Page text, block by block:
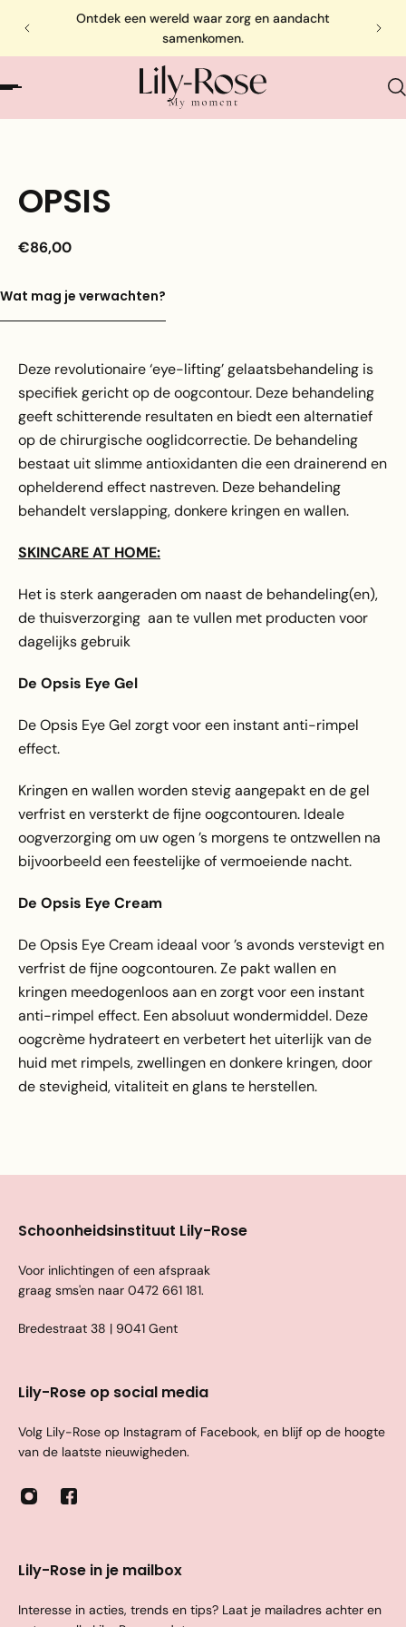
Ontdek een wereld waar zorg en aandacht
samenkomen.
OPSIS
€86,00
Wat mag je verwachten?
Deze revolutionaire ‘eye-lifting’ gelaatsbehandeling is
specifiek gericht op de oogcontour. Deze behandeling
geeft schitterende resultaten en biedt een alternatief
op de chirurgische ooglidcorrectie. De behandeling
bestaat uit slimme antioxidanten die een drainerend en
ophelderend effect nastreven. Deze behandeling
behandelt verslapping, donkere kringen en wallen.
SKINCARE AT HOME:
Het is sterk aangeraden om naast de behandeling(en),
de thuisverzorging aan te vullen met producten voor
dagelijks gebruik
De Opsis Eye Gel
De Opsis Eye Gel zorgt voor een instant anti-rimpel
effect.
Kringen en wallen worden stevig aangepakt en de gel
verfrist en versterkt de fijne oogcontouren. Ideale
oogverzorging om uw ogen ’s morgens te ontzwellen na
bijvoorbeeld een feestelijke of vermoeiende nacht.
De Opsis Eye Cream
De Opsis Eye Cream ideaal voor ’s avonds verstevigt en
verfrist de fijne oogcontouren. Ze pakt wallen en
kringen meedogenloos aan en zorgt voor een instant
anti-rimpel effect. Een absoluut wondermiddel. Deze
oogcrème hydrateert en verbetert het uiterlijk van de
huid met rimpels, zwellingen en donkere kringen, door
de stevigheid, vitaliteit en glans te herstellen.
Schoonheidsinstituut Lily-Rose
Voor inlichtingen of een afspraak
graag sms'en naar 0472 661 181.
Bredestraat 38 | 9041 Gent
Lily-Rose op social media
Volg Lily-Rose op Instagram of Facebook, en blijf op de hoogte
van de laatste nieuwigheden.
Lily-Rose in je mailbox
Interesse in acties, trends en tips? Laat je mailadres achter en